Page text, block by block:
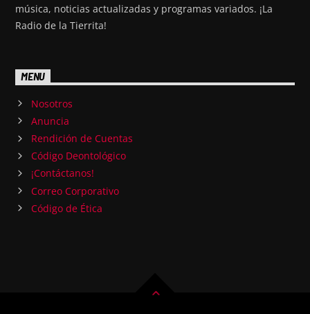
música, noticias actualizadas y programas variados. ¡La
Radio de la Tierrita!
MENU
Nosotros
Anuncia
Rendición de Cuentas
Código Deontológico
¡Contáctanos!
Correo Corporativo
Código de Ética